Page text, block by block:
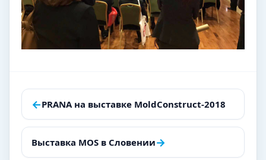
Навигация
по
записям
←PRANA на выставке MoldConstruct-2018
Выставка MOS в Словении→